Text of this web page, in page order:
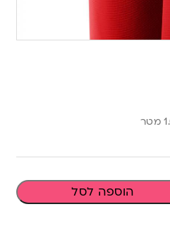
הוספה לסל